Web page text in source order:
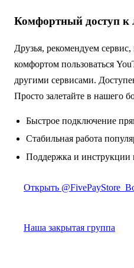
Комфортный доступ
Друзья, рекомендуем
комфортом пользоваться
другими сервисами.
Просто залетайте в нашего
Быстрое подключение
Стабильная работа
Поддержка и инструкции
Открыть
Наша закрытая группа